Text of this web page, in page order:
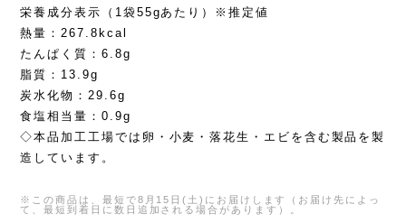
栄養成分表示（1袋55gあたり）※推定値
熱量：267.8kcal
たんぱく質：6.8g
脂質：13.9g
炭水化物：29.6g
食塩相当量：0.9g
◇本品加工工場では卵・小麦・落花生・エビを含む製品を製
造しています。
※この商品は、最短で8月15日(土)にお届けします（お届け先によっ
て、最短到着日に数日追加される場合があります）。